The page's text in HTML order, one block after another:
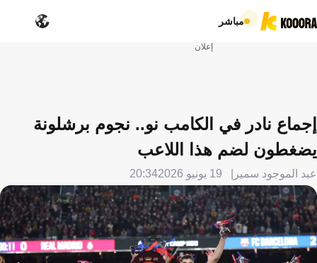
مباشر
إعلان
إجماع نادر في الكامب نو.. نجوم برشلونة
يضغطون لضم هذا اللاعب
عبد الموجود سمير 19 يونيو 2026 20:34